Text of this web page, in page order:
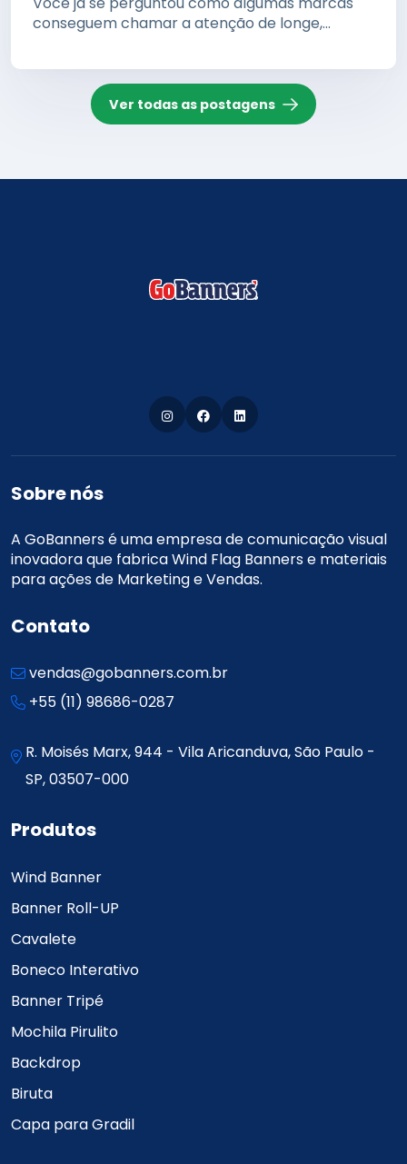
conseguem chamar a atenção de longe,...
Ver todas as postagens
Sobre nós
A GoBanners é uma empresa de comunicação visual
inovadora que fabrica Wind Flag Banners e materiais
para ações de Marketing e Vendas.
Contato
vendas@gobanners.com.br
+55 (11) 98686-0287
R. Moisés Marx, 944 - Vila Aricanduva, São Paulo -
SP, 03507-000
Produtos
Wind Banner
Banner Roll-UP
Cavalete
Boneco Interativo
Banner Tripé
Mochila Pirulito
Backdrop
Biruta
Capa para Gradil